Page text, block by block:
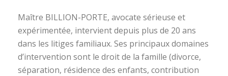
Maître BILLION-PORTE, avocate sérieuse et
expérimentée, intervient depuis plus de 20 ans
dans les litiges familiaux. Ses principaux domaines
d’intervention sont le droit de la famille (divorce,
séparation, résidence des enfants, contribution